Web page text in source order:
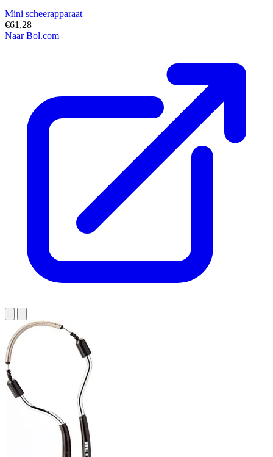
Mini scheerapparaat
€61,28
Naar Bol.com